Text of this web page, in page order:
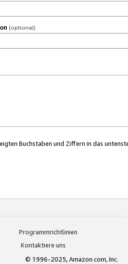
(optional)
Buchstaben und Ziffern in das
Programmrichtlinien
Kontaktiere uns
© 1996-2025, Amazon.com, Inc.